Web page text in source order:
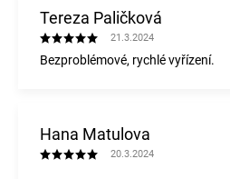
Tereza Paličková
21.3.2024
Bezproblémové, rychlé vyřízení.
Hana Matulova
20.3.2024